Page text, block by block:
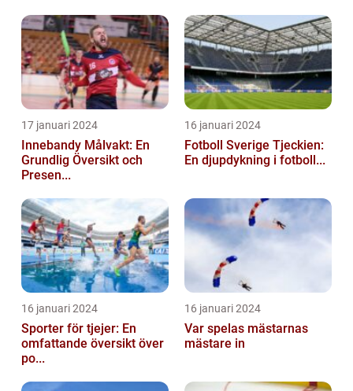
17 januari 2024
Innebandy Målvakt: En
Grundlig Översikt och
Presen...
16 januari 2024
Fotboll Sverige Tjeckien:
En djupdykning i fotboll...
16 januari 2024
Sporter för tjejer: En
omfattande översikt över
po...
16 januari 2024
Var spelas mästarnas
mästare in